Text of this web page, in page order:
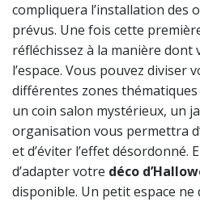
compliquera l’installation des
prévus. Une fois cette
réfléchissez à la manière dont
l’espace. Vous pouvez diviser
différentes zones
un coin salon mystérieux, un
organisation vous permettra
et d’éviter l’effet désordonné.
d’adapter votre déco
disponible. Un petit espace